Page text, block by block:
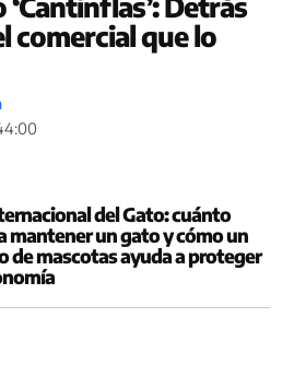
comercial que lo
del Gato: cuánto
mantener un gato y cómo un
de mascotas ayuda a proteger